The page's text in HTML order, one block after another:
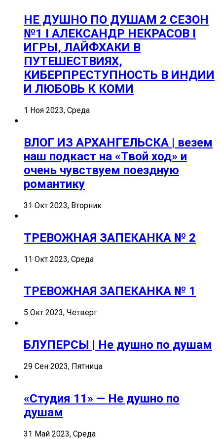
НЕ ДУШНО ПО ДУШАМ 2 СЕЗОН
№1 I АЛЕКСАНДР НЕКРАСОВ I
ИГРЫ, ЛАЙФХАКИ В
ПУТЕШЕСТВИЯХ,
КИБЕРПРЕСТУПНОСТЬ В ИНДИИ
И ЛЮБОВЬ К КОМИ
1 Ноя 2023, Среда
ВЛОГ ИЗ АРХАНГЕЛЬСКА | везем
наш подкаст на «Твой ход» и
очень чувствуем поездную
романтику
31 Окт 2023, Вторник
ТРЕВОЖНАЯ ЗАПЕКАНКА № 2
11 Окт 2023, Среда
ТРЕВОЖНАЯ ЗАПЕКАНКА № 1
5 Окт 2023, Четверг
БЛУПЕРСЫ | Не душно по душам
29 Сен 2023, Пятница
«Студия 11» — Не душно по
душам
31 Май 2023, Среда